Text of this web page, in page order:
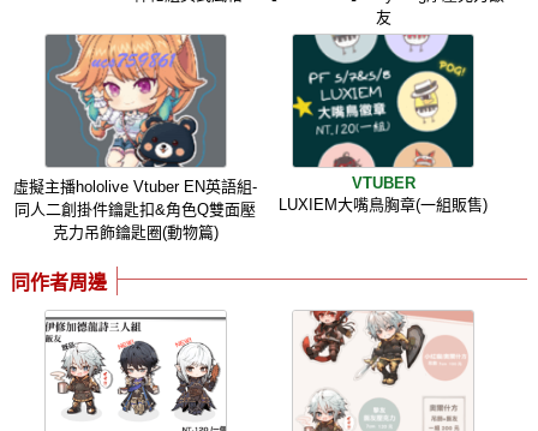
友
虛擬主播hololive Vtuber EN英語組-
同人二創掛件鑰匙扣&角色Q雙面壓
克力吊飾鑰匙圈(動物篇)
VTUBER
LUXIEM大嘴鳥胸章(一組販售)
同作者周邊